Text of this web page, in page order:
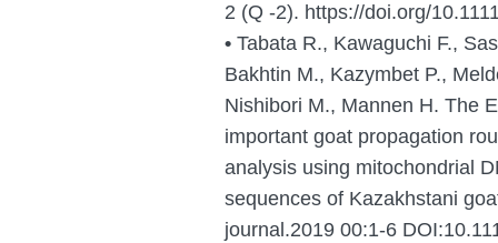
2 (Q -2). https://doi.org/
• Tabata R., Kawaguchi F.,
Bakhtin M., Kazymbet P.,
Nishibori M., Mannen H. The
important goat propagation
analysis using mitochondrial
sequences of Kazakhstani
journal.2019 00:1-6